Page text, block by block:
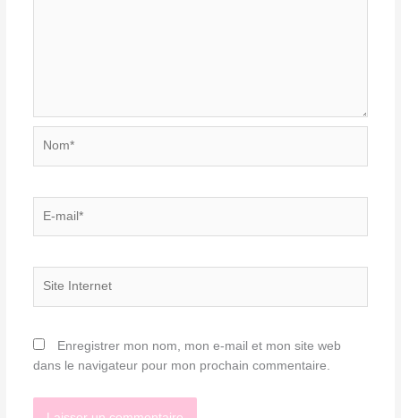
mail*
Enregistrer mon nom, mon e-mail et mon site web
dans le navigateur pour mon prochain commentaire.